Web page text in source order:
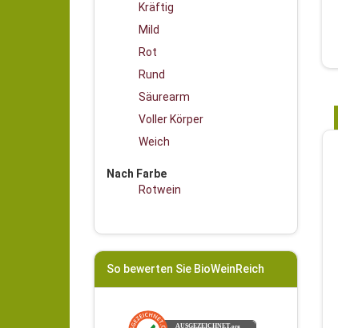
Kräftig
Mild
Rot
Rund
Säurearm
Voller Körper
Weich
Nach Farbe
Rotwein
So bewerten Sie BioWeinReich
AUSGEZEICHNET.org